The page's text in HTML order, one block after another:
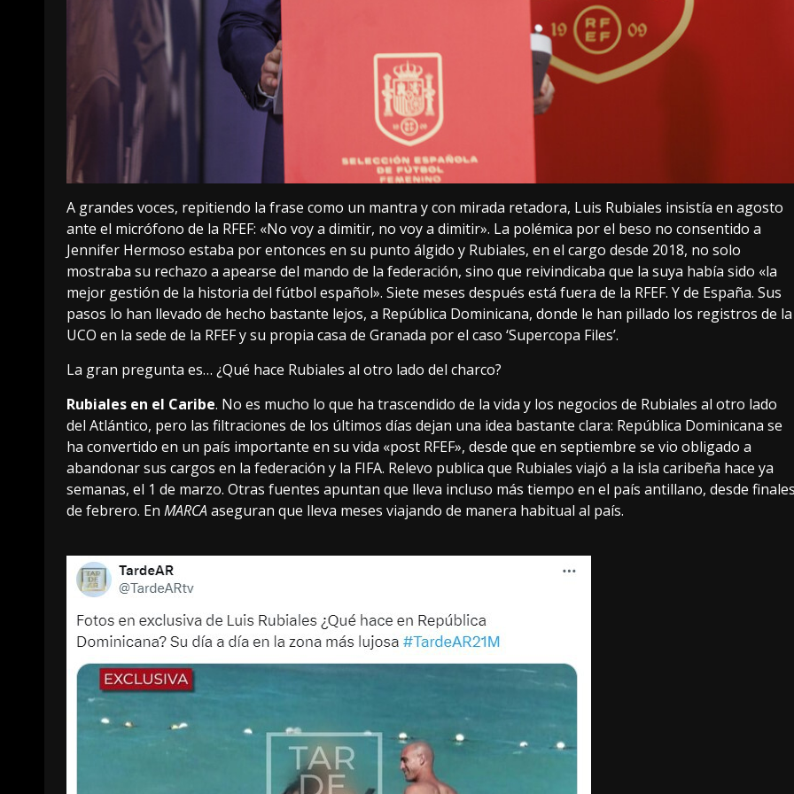
A grandes voces, repitiendo la frase como un mantra y con mirada retadora, Luis Rubiales insistía en agosto
ante el micrófono de la RFEF: «No voy a dimitir, no voy a dimitir». La polémica por el beso no consentido a
Jennifer Hermoso estaba por entonces en su punto álgido y Rubiales, en el cargo desde 2018, no solo
mostraba su rechazo a apearse del mando de la federación, sino que reivindicaba que la suya había sido «la
mejor gestión de la historia del fútbol español». Siete meses después está fuera de la RFEF. Y de España. Sus
pasos lo han llevado de hecho bastante lejos, a República Dominicana, donde le han pillado los registros de la
UCO en la sede de la RFEF y su propia casa de Granada por el caso ‘Supercopa Files’.
La gran pregunta es… ¿Qué hace Rubiales al otro lado del charco?
Rubiales en el Caribe. No es mucho lo que ha trascendido de la vida y los negocios de Rubiales al otro lado
del Atlántico, pero las filtraciones de los últimos días dejan una idea bastante clara: República Dominicana se
ha convertido en un país importante en su vida «post RFEF», desde que en septiembre se vio obligado a
abandonar sus cargos en la federación y la FIFA. Relevo publica que Rubiales viajó a la isla caribeña hace ya
semanas, el 1 de marzo. Otras fuentes apuntan que lleva incluso más tiempo en el país antillano, desde
de febrero. En MARCAaseguran que lleva meses viajando de manera habitual al país.